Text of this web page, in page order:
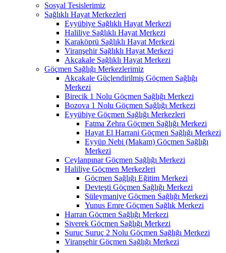
Sosyal Tesislerimiz
Sağlıklı Hayat Merkezleri
Eyyübiye Sağlıklı Hayat Merkezi
Haliliye Sağlıklı Hayat Merkezi
Karaköprü Sağlıklı Hayat Merkezi
Viranşehir Sağlıklı Hayat Merkezi
Akçakale Sağlıklı Hayat Merkezi
Göçmen Sağlığı Merkezlerimiz
Akçakale Güçlendirilmiş Göçmen Sağlığı
Merkezi
Birecik 1 Nolu Göçmen Sağlığı Merkezi
Bozova 1 Nolu Göçmen Sağlığı Merkezi
Eyyübiye Göçmen Sağlığı Merkezleri
Fatma Zehra Göçmen Sağlığı Merkezi
Hayat El Harrani Göçmen Sağlığı Merkezi
Eyyüp Nebi (Makam) Göçmen Sağlığı
Merkezi
Ceylanpınar Göçmen Sağlığı Merkezi
Haliliye Göçmen Merkezleri
Göçmen Sağlığı Eğitim Merkezi
Devteşti Göçmen Sağlığı Merkezi
Süleymaniye Göçmen Sağlığı Merkezi
Yunus Emre Göçmen Sağlık Merkezi
Harran Göçmen Sağlığı Merkezi
Siverek Göçmen Sağlığı Merkezi
Suruç Suruç 2 Nolu Göçmen Sağlığı Merkezi
Viranşehir Göçmen Sağlığı Merkezi